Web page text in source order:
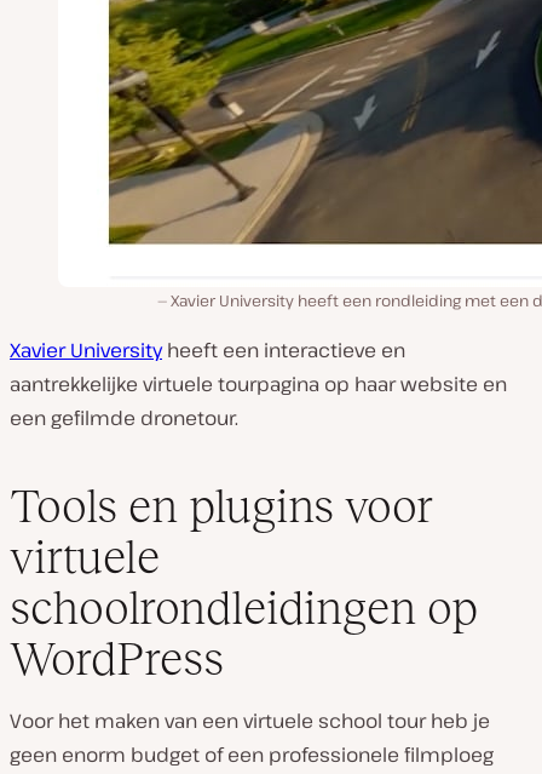
Xavier University heeft een rondleiding met een
Xavier Universityheeft een interactieve en
aantrekkelijke virtuele tourpagina op haar website en
een gefilmde dronetour.
Tools en plugins voor
virtuele
schoolrondleidingen op
WordPress
Voor het maken van een virtuele school tour heb je
geen enorm budget of een professionele filmploeg